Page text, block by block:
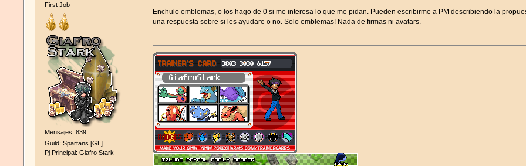
First Job
Mensajes: 839
Guild: Spartans [GL]
Pj Principal: Giafro Stark
Enchulo emblemas, o los hago de 0 si me interesa lo que me pidan. Pueden escribirme a PM describiendo la
una respuesta sobre si les ayudare o no. Solo emblemas! Nada de firmas ni avatars.